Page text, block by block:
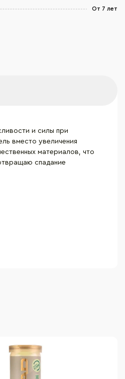
От 7 лет
и силы при
вместо увеличения
материалов, что
спадание